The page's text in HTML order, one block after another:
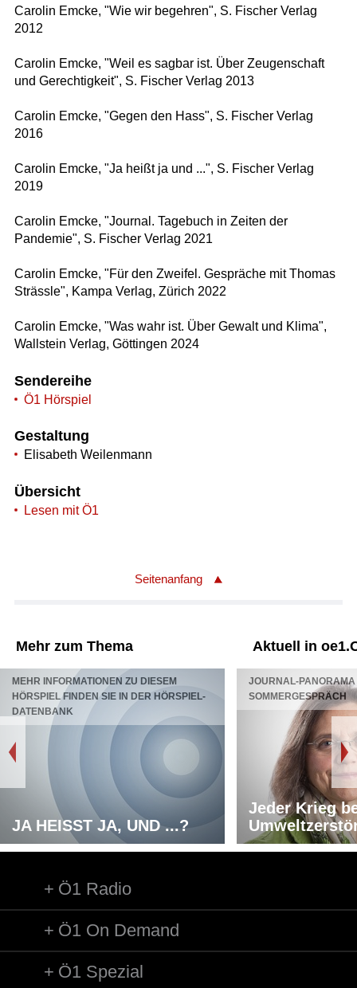
Carolin Emcke, "Wie wir begehren", S. Fischer Verlag
2012
Carolin Emcke, "Weil es sagbar ist. Über Zeugenschaft
und Gerechtigkeit", S. Fischer Verlag 2013
Carolin Emcke, "Gegen den Hass", S. Fischer Verlag
2016
Carolin Emcke, "Ja heißt ja und ...", S. Fischer Verlag
2019
Carolin Emcke, "Journal. Tagebuch in Zeiten der
Pandemie", S. Fischer Verlag 2021
Carolin Emcke, "Für den Zweifel. Gespräche mit Thomas
Strässle", Kampa Verlag, Zürich 2022
Carolin Emcke, "Was wahr ist. Über Gewalt und Klima",
Wallstein Verlag, Göttingen 2024
Sendereihe
Ö1 Hörspiel
Gestaltung
Elisabeth Weilenmann
Übersicht
Lesen mit Ö1
Seitenanfang
Mehr zum Thema
MEHR INFORMATIONEN ZU DIESEM
HÖRSPIEL FINDEN SIE IN DER HÖRSPIEL-
DATENBANK
JA HEISST JA, UND ...?
Aktuell in
JOURNAL-PANORAMA
SOMMERGESPRÄCH
Jeder Krieg
Ö1 Radio
Ö1 On Demand
Ö1 Spezial